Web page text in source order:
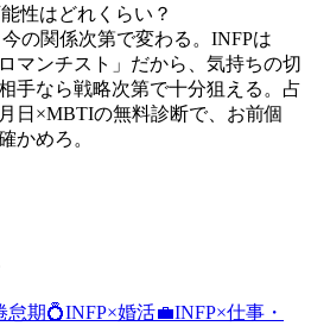
性はどれくらい？
の関係次第で変わる。INFPは
マンチスト」だから、気持ちの切
手なら戦略次第で十分狙える。占
日×MBTIの無料診断で、お前個
かめろ。
怠期💍INFP×婚活💼INFP×仕事・